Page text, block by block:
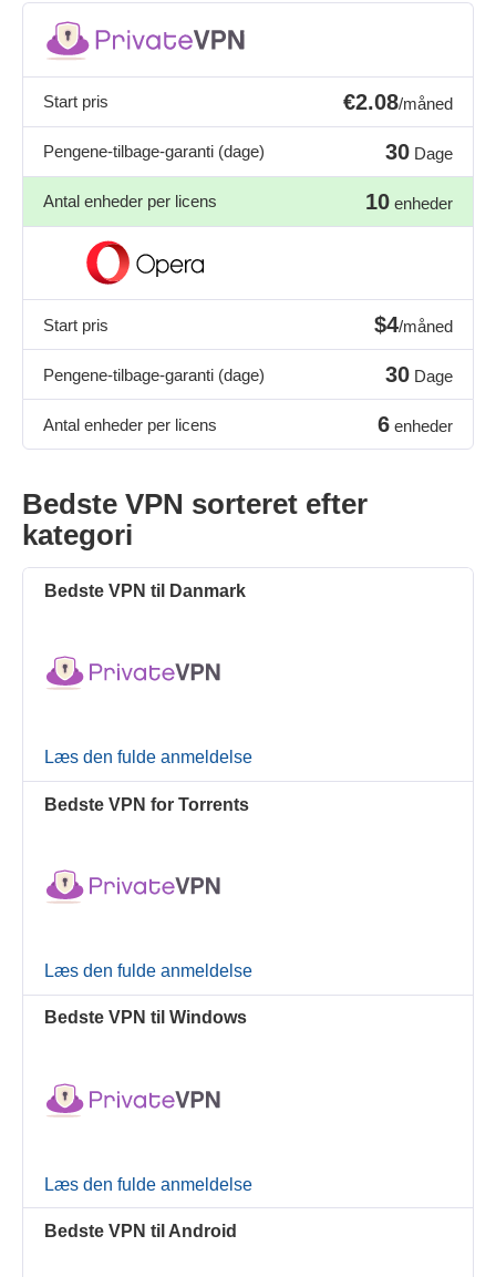
Start pris €2.08/måned
Pengene-tilbage-garanti (dage) 30 Dage
Antal enheder per licens 10 enheder
Start pris $4/måned
Pengene-tilbage-garanti (dage) 30 Dage
Antal enheder per licens 6 enheder
Bedste VPN sorteret efter
kategori
Bedste VPN til Danmark
Læs den fulde anmeldelse
Bedste VPN for Torrents
Læs den fulde anmeldelse
Bedste VPN til Windows
Læs den fulde anmeldelse
Bedste VPN til Android